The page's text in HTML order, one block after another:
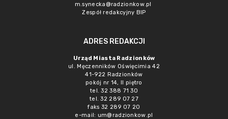
m.synecka@radzionkow.pl
Zespół redakcyjny BIP
ADRES REDAKCJI
Urząd Miasta Radzionków
ul. Męczenników Oświęcimia 42
41-922 Radzionków
pokój nr 14, II piętro
tel. 32 388 71 30
tel. 32 289 07 27
faks 32 289 07 20
e-mail: um@radzionkow.pl